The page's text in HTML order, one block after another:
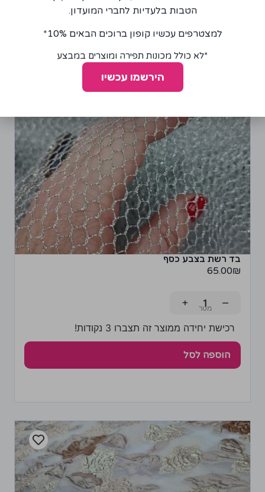
הוספה לסל
בד רשת בצבע כסף
65.00₪
−
+
רכישת יחידה ממוצר זה תצברו 3 נקודות!
הוספה לסל
הטבות בלעדיות לחברי המועדון.
למצטרפים עכשיו קופון ברוכים הבאים 10%*
*לא כולל מכונות תפירה ומוצרים במבצע
הירשמו עכשיו